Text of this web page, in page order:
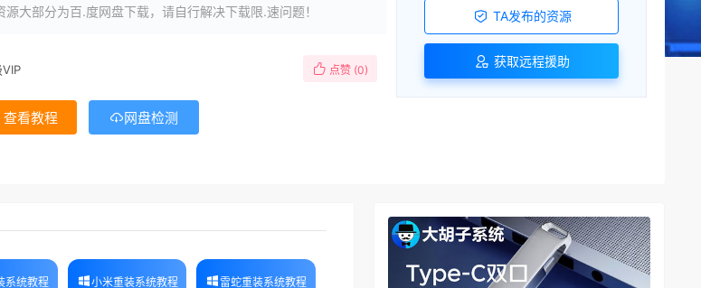
源大部分为百.度网盘下载，请自行解决下载限.速问题！
点赞 (0)
查看教程 网盘检测
TA发布的资源
获取远程援助
系统教程 小米重装系统教程 雷蛇重装系统教程